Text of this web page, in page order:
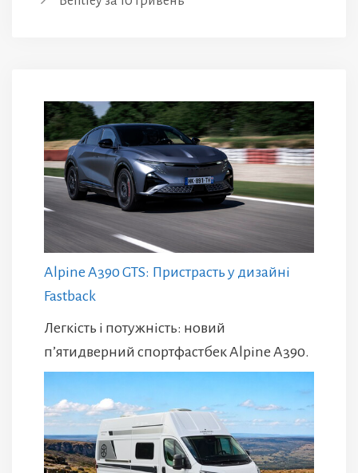
Alpine A390 GTS: Пристрасть у дизайні
Fastback
Легкість і потужність: новий
п’ятидверний спортфастбек Alpine A390.